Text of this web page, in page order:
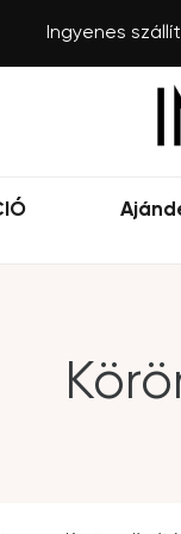
Ingyenes